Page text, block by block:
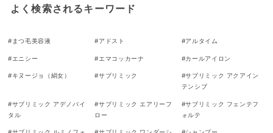
よく検索されるキーワード
# まつ毛美容液 #アドスト #アルタイム
#エニシー #エマコッカーナ #カールアイロン
#キヌージョ（絹女） #サブリミック #サブリミック アクアイン
テンシブ
#サブリミック アデノバイ
タル
#サブリミック エアリーフ
ロー
#サブリミック フェンテフ
ォルテ